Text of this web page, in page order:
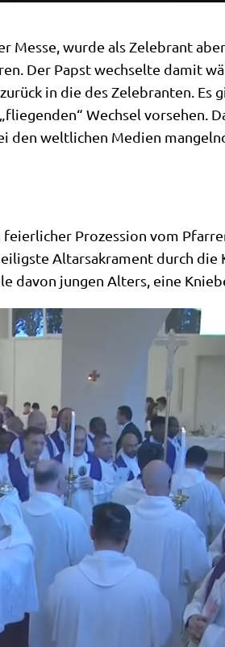
Mes­se, wur­de als Zele­brant
Der Papst wech­sel­te damit
in die des Zele­bran­ten.
Wech­sel vor­se­hen.
welt­li­chen Medi­en
Pro­zes­si­on vom
Altar­sa­kra­ment durch die
davon jun­gen Alters, eine